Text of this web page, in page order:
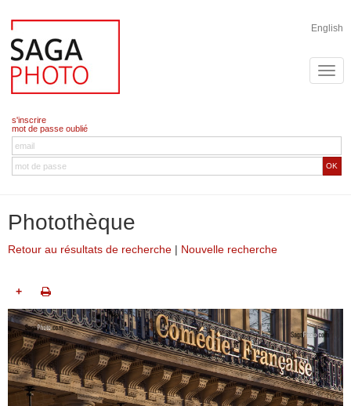
English
s'inscrire
mot de passe oublié
OK
Photothèque
Retour au résultats de recherche | Nouvelle recherche
+